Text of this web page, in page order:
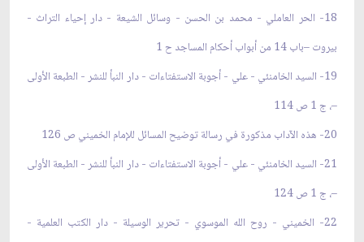
18- الحر العاملي - محمد بن الحسن - وسائل الشيعة - دار إحياء التراث -
بيروت –باب 14 من أبواب أحكام المساجد ح 1
19- السيد الخامنئي - علي - أجوبة الاستفتاءات - دار النبأ للنشر - الطبعة الأولى
–، ج 1 ص 114
20- هذه الآداب مذكورة في رسالة توضيح المسائل للإمام الخميني ص 126
21- السيد الخامنئي - علي - أجوبة الاستفتاءات - دار النبأ للنشر - الطبعة الأولى
–، ج 1 ص 124
22- الخميني - روح الله الموسوي - تحرير الوسيلة - دار الكتب العلمية -